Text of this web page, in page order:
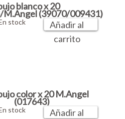
blanco x 20
M.Angel (39070/009431)
stock
Añadir al
carrito
color x 20 M.Angel
(017643)
stock
Añadir al